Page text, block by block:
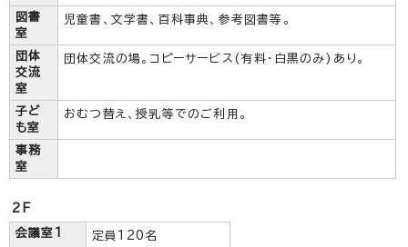
図書
室
児童書、文学書、百科事典、参考図書等。
団体
交流
室
団体交流の場。コピーサービス(有料・白黒のみ)あり。
子ど
も室
おむつ替え、授乳等でのご利用。
事務
室
2F
会議室1 定員120名